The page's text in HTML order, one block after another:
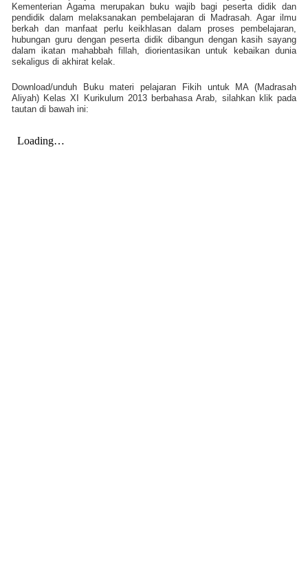
Kementerian Agama merupakan buku wajib bagi peserta didik dan
pendidik dalam melaksanakan pembelajaran di Madrasah. Agar ilmu
berkah dan manfaat perlu keikhlasan dalam proses pembelajaran,
hubungan guru dengan peserta didik dibangun dengan kasih sayang
dalam ikatan mahabbah fillah, diorientasikan untuk kebaikan dunia
sekaligus di akhirat kelak.
Download/unduh Buku materi pelajaran Fikih untuk MA (Madrasah
Aliyah) Kelas XI Kurikulum 2013 berbahasa Arab, silahkan klik pada
tautan di bawah ini: